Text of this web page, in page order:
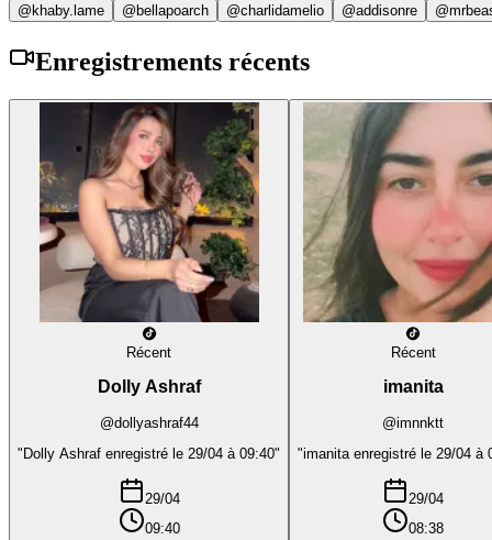
@khaby.lame @bellapoarch @charlidamelio @addisonre
Enregistrements récents
Récent
Dolly Ashraf
@dollyashraf44
"Dolly Ashraf enregistré le 29/04 à 09:40"
29/04
09:40
Récent
imanita
@imnnktt
"imanita enregistré le 29/04 à
29/04
08:38